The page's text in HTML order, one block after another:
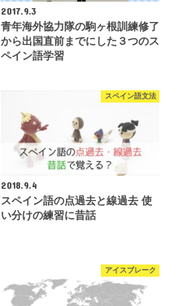
2017.9.3
青年海外協力隊の駒ヶ根訓練修了
から出国直前までにした３つのス
ペイン語学習
スペイン語文法
2018.9.4
スペイン語の点過去と線過去 使
い分けの練習に昔話
アイスブレーク